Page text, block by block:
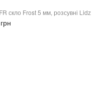
скло Frost 5 мм, розсувні Lidz